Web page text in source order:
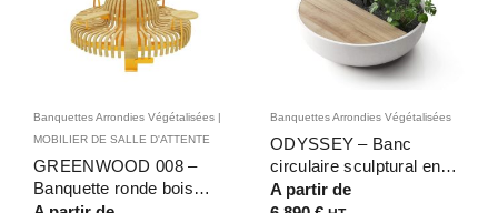
Banquettes Arrondies Végétalisées |
MOBILIER DE SALLE D'ATTENTE
GREENWOOD 008 –
Banquette ronde bois
Banquettes Arrondies Végétalisées
ODYSSEY – Banc
circulaire sculptural en
bois avec bac à plante
A partir de